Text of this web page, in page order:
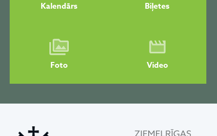
Kalendārs Biļetes
Foto Video